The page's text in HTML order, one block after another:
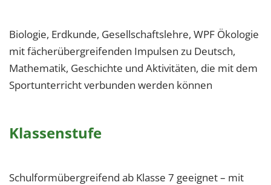
Biologie, Erdkunde, Gesellschaftslehre, WPF Ökologie
mit fächerübergreifenden Impulsen zu Deutsch,
Mathematik, Geschichte und Aktivitäten, die mit dem
Sportunterricht verbunden werden können
Klassenstufe
Schulformübergreifend ab Klasse 7 geeignet – mit